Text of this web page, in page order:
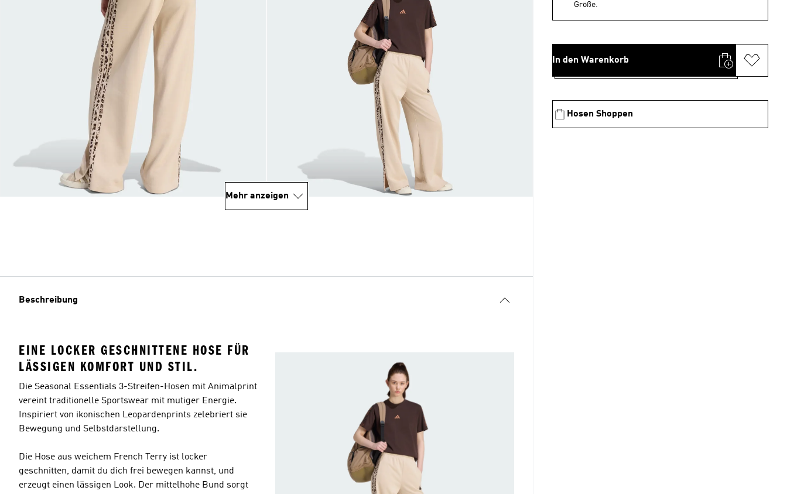
Mehr anzeigen
Beschreibung
EINE LOCKER GESCHNITTENE HOSE FÜR
LÄSSIGEN KOMFORT UND STIL.
Die Seasonal Essentials 3-Streifen-Hosen mit Animalprint
vereint traditionelle Sportswear mit mutiger Energie.
Inspiriert von ikonischen Leopardenprints zelebriert sie
Bewegung und Selbstdarstellung.
Die Hose aus weichem French Terry ist locker
geschnitten, damit du dich frei bewegen kannst, und
erzeugt einen lässigen Look. Der mittelhohe Bund sorgt
Größe.
In den Warenkorb
Hosen Shoppen